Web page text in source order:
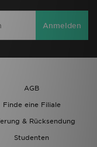
Anmelden
AGB
Finde eine Filiale
& Rücksendung
Studenten